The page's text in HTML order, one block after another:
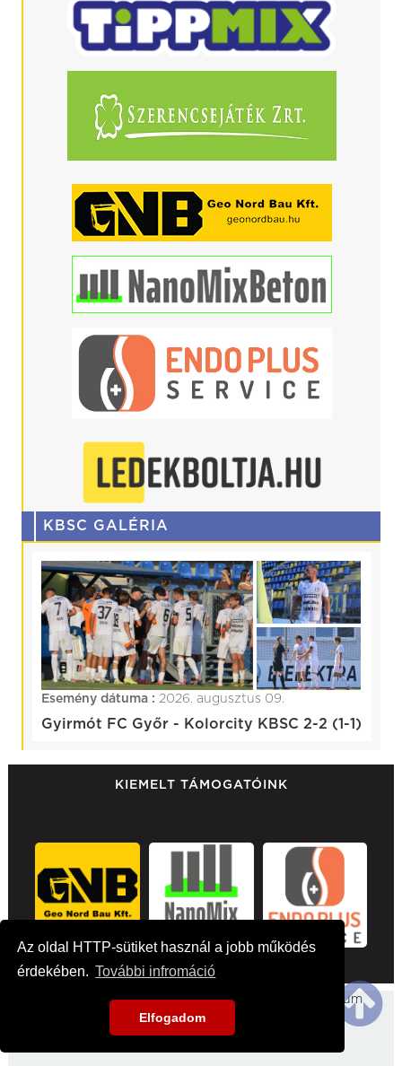
Az oldal HTTP-sütiket használ a jobb működés
érdekében. További infromáció
Elfogadom
KBSC GALÉRIA
Esemény dátuma : 2026. augusztus 09.
Gyirmót FC Győr - Kolorcity KBSC 2-2 (1-1)
KIEMELT TÁMOGATÓINK
Főoldal Hirek Médiaajánlat
Impresszum
Kapcsolat